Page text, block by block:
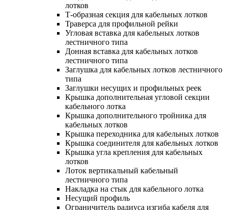
лотков
Т-образная секция для кабельных лотков
Траверса для профильной рейки
Угловая вставка для кабельных лотков
лестничного типа
Донная вставка для кабельных лотков
лестничного типа
Заглушка для кабельных лотков лестничного
типа
Заглушки несущих и профильных реек
Крышка дополнительная угловой секции
кабельного лотка
Крышка дополнительного тройника для
кабельных лотков
Крышка переходника для кабельных лотков
Крышка соединителя для кабельных лотков
Крышка угла крепления для кабельных
лотков
Лоток вертикальный кабельный
лестничного типа
Накладка на стык для кабельного лотка
Несущий профиль
Ограничитель радиуса изгиба кабеля для